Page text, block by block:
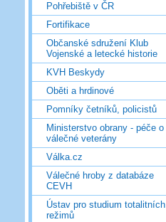
Pohřebiště v ČR
Fortifikace
Občanské sdružení Klub
Vojenské a letecké historie
KVH Beskydy
Oběti a hrdinové
Pomníky četníků, policistů
Ministerstvo obrany - péče o
válečné veterány
Válka.cz
Válečné hroby z databáze
CEVH
Ústav pro studium totalitních
režimů